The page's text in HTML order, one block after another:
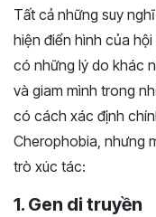
Tất cả những suy
hiện điển hình của
có những lý do khác
và giam mình trong
có cách xác định
Cherophobia, nhưng
trò xúc tác:
1. Gen di truyền